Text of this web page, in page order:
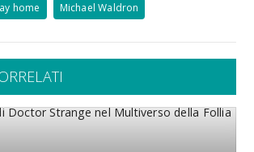
home Michael Waldron